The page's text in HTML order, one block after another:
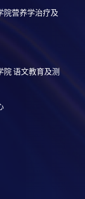
院营养学治疗及
院 语文教育及测